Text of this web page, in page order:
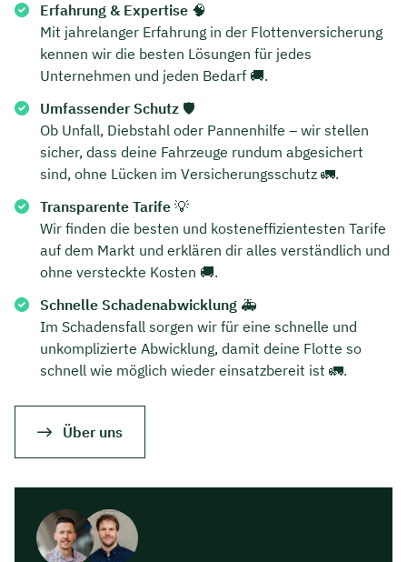
Erfahrung & Expertise 🧠
Mit jahrelanger Erfahrung in der Flottenversicherung
kennen wir die besten Lösungen für jedes
Unternehmen und jeden Bedarf 🚚.
Umfassender Schutz 🛡️
Ob Unfall, Diebstahl oder Pannenhilfe – wir stellen
sicher, dass deine Fahrzeuge rundum abgesichert
sind, ohne Lücken im Versicherungsschutz 🚛.
Transparente Tarife 💡
Wir finden die besten und kosteneffizientesten Tarife
auf dem Markt und erklären dir alles verständlich und
ohne versteckte Kosten 🚚.
Schnelle Schadenabwicklung 🚑
Im Schadensfall sorgen wir für eine schnelle und
unkomplizierte Abwicklung, damit deine Flotte so
schnell wie möglich wieder einsatzbereit ist 🚛.
Über uns